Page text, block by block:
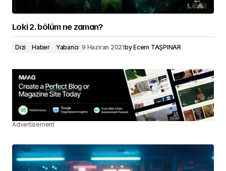
Loki 2. bölüm ne zaman?
Dizi Haber Yabancı 9 Haziran 2021byEcem TAŞPINAR
Advertisement